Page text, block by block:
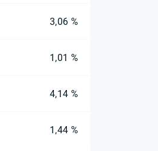
3,06 %
1,01 %
4,14 %
1,44 %